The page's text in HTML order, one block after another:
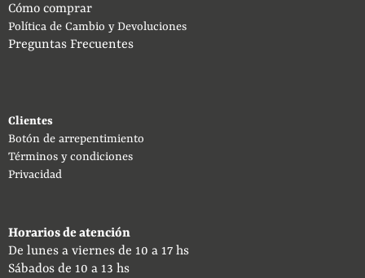
Cómo comprar
Política de Cambio y Devoluciones
Preguntas Frecuentes
Clientes
Botón de arrepentimiento
Términos y condiciones
Privacidad
Horarios de atención
De lunes a viernes de 10 a 17 hs
Sábados de 10 a 13 hs